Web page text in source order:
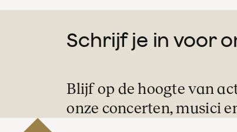
Schrijf je in voor
Blijf op de hoogte van
onze concerten, musici